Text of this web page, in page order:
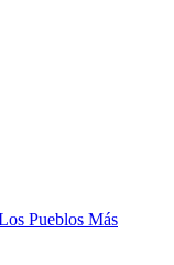
Pueblos Más